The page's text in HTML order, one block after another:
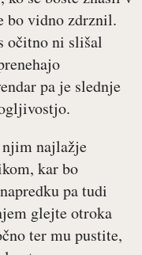
bo vidno zdrznil.
očitno ni slišal
pa je slednje
njim najlažje
kar bo
pa tudi
glejte otroka
ter mu pustite,